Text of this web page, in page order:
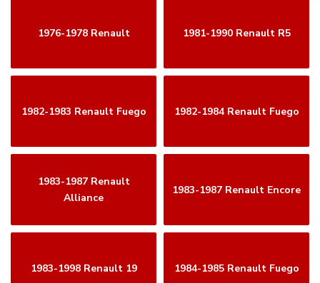
1976-1978 Renault 1981-1990 Renault R5
1982-1983 Renault Fuego 1982-1984 Renault Fuego
1983-1987 Renault
Alliance
1983-1987 Renault Encore
1983-1998 Renault 19 1984-1985 Renault Fuego